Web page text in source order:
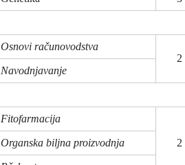
Osnovi računovodstva
2
Navodnjavanje
Fitofarmacija
2
Organska biljna proizvodnja